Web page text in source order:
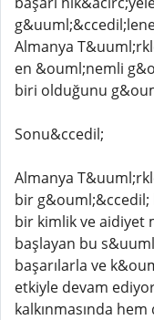
Almanya
en &ouml;nemli
biri olduğunu
Sonu&ccedil;
Almanya
bir g&ouml;&ccedil;
bir kimlik ve aidiyet
başlayan bu
başarılarla ve
etkiyle devam
kalkınmasında